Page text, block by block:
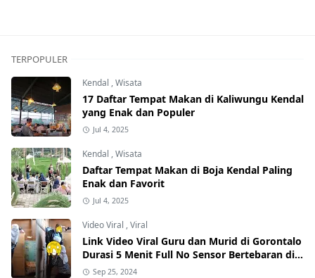
TERPOPULER
Kendal ,Wisata
17 Daftar Tempat Makan di Kaliwungu Kendal
yang Enak dan Populer
Jul 4, 2025
Kendal ,Wisata
Daftar Tempat Makan di Boja Kendal Paling
Enak dan Favorit
Jul 4, 2025
Video Viral ,Viral
Link Video Viral Guru dan Murid di Gorontalo
Durasi 5 Menit Full No Sensor Bertebaran di
Internet, Hati-Hati Phising!
Sep 25, 2024